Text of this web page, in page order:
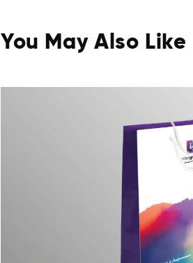
L’ARTICLE
You May Also Like